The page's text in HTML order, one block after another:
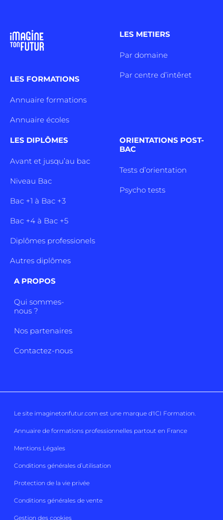
LES FORMATIONS
Annuaire formations
Annuaire écoles
LES METIERS
Par domaine
Par centre d’intêret
LES DIPLÔMES
Avant et jusqu’au bac
Niveau Bac
Bac +1 à Bac +3
Bac +4 à Bac +5
Diplômes professionels
Autres diplômes
ORIENTATIONS POST-
BAC
Tests d’orientation
Psycho tests
A PROPOS
Qui sommes-
nous ?
Nos partenaires
Contactez-nous
Le site imaginetonfutur.com est une marque d'ICI Formation.
Annuaire de formations professionnelles partout en France
Mentions Légales
Conditions générales d’utilisation
Protection de la vie privée
Conditions générales de vente
Gestion des cookies